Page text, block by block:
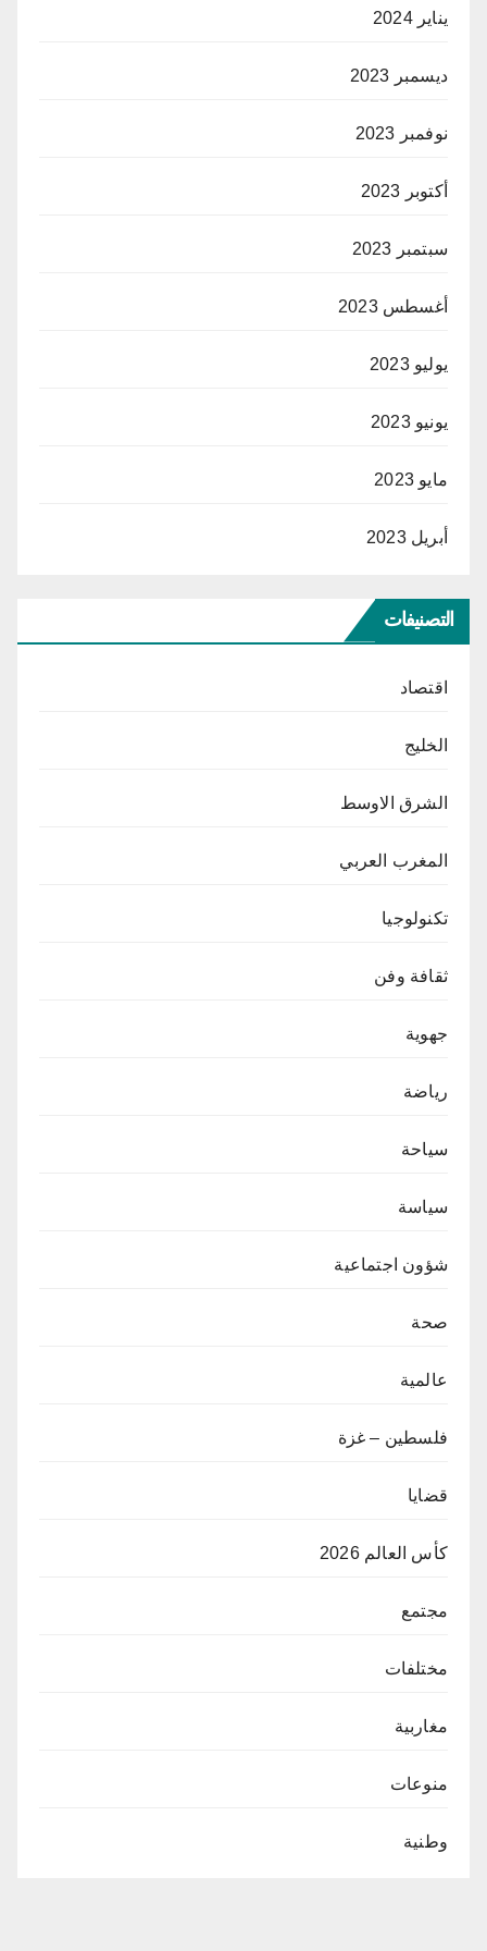
يناير 2024
ديسمبر 2023
نوفمبر 2023
أكتوبر 2023
سبتمبر 2023
أغسطس 2023
يوليو 2023
يونيو 2023
مايو 2023
أبريل 2023
التصنيفات
اقتصاد
الخليج
الشرق الاوسط
المغرب العربي
تكنولوجيا
ثقافة وفن
جهوية
رياضة
سياحة
سياسة
شؤون اجتماعية
صحة
عالمية
فلسطين – غزة
قضايا
كأس العالم 2026
مجتمع
مختلفات
مغاربية
منوعات
وطنية